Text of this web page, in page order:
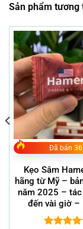
Sản phẩm tương
Đã bán
Kẹo Sâm
hãng từ Mỹ –
năm 2025 –
đến vài giờ –